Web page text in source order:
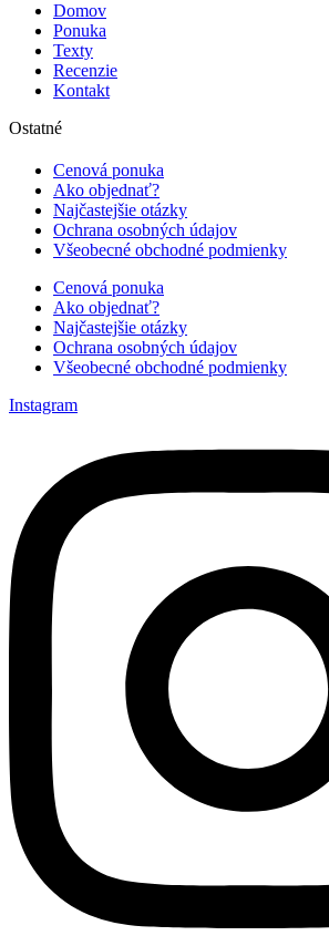
Domov
Ponuka
Texty
Recenzie
Kontakt
Ostatné
Cenová ponuka
Ako objednať?
Najčastejšie otázky
Ochrana osobných údajov
Všeobecné obchodné podmienky
Cenová ponuka
Ako objednať?
Najčastejšie otázky
Ochrana osobných údajov
Všeobecné obchodné podmienky
Instagram